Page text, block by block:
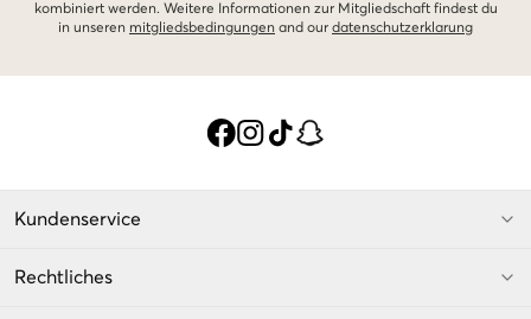
kombiniert werden. Weitere Informationen zur Mitgliedschaft findest du
in unseren mitgliedsbedingungen and our datenschutzerklarung
Kundenservice
Rechtliches